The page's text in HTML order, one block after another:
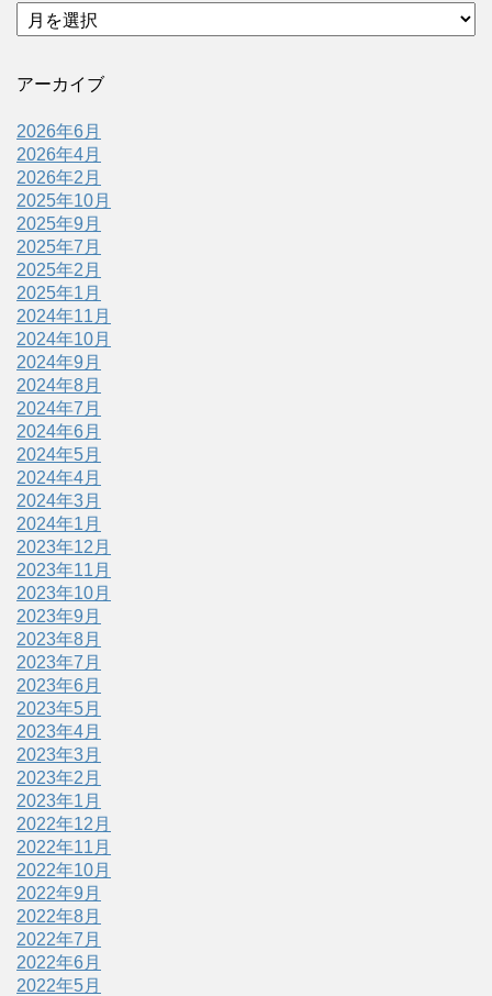
アーカイブ
2026年6月
2026年4月
2026年2月
2025年10月
2025年9月
2025年7月
2025年2月
2025年1月
2024年11月
2024年10月
2024年9月
2024年8月
2024年7月
2024年6月
2024年5月
2024年4月
2024年3月
2024年1月
2023年12月
2023年11月
2023年10月
2023年9月
2023年8月
2023年7月
2023年6月
2023年5月
2023年4月
2023年3月
2023年2月
2023年1月
2022年12月
2022年11月
2022年10月
2022年9月
2022年8月
2022年7月
2022年6月
2022年5月